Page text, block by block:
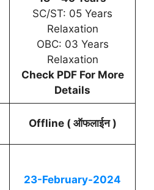
SC/ST: 05 Years
Relaxation
OBC: 03 Years
Relaxation
Check PDF For More
Details
Offline ( ऑफलाईन)
23-February-2024